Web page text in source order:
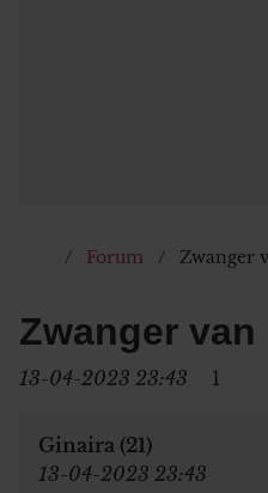
Forum Zwanger
Zwanger
13-04-2023 23:43 1
Ginaira (21)
13-04-2023 23:43